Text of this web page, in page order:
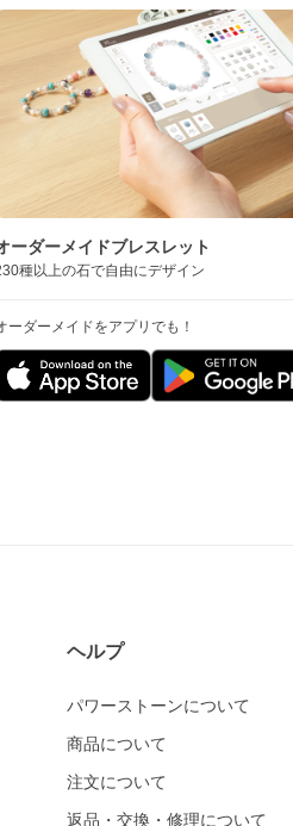
ーダーメイドブレスレット
種以上の石で自由にデザイン
ーダーメイドをアプリでも！
ヘルプ
パワーストーンについて
商品について
注文について
返品・交換・修理について